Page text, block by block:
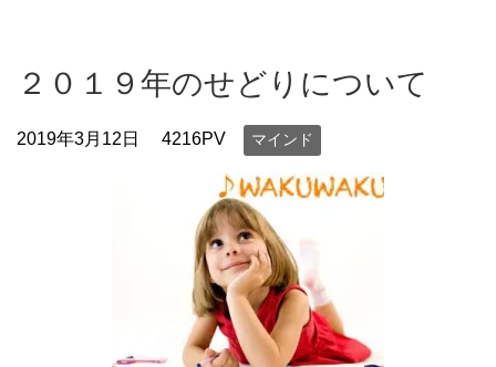
２０１９年のせどりについて
2019年3月12日 4216PV マインド